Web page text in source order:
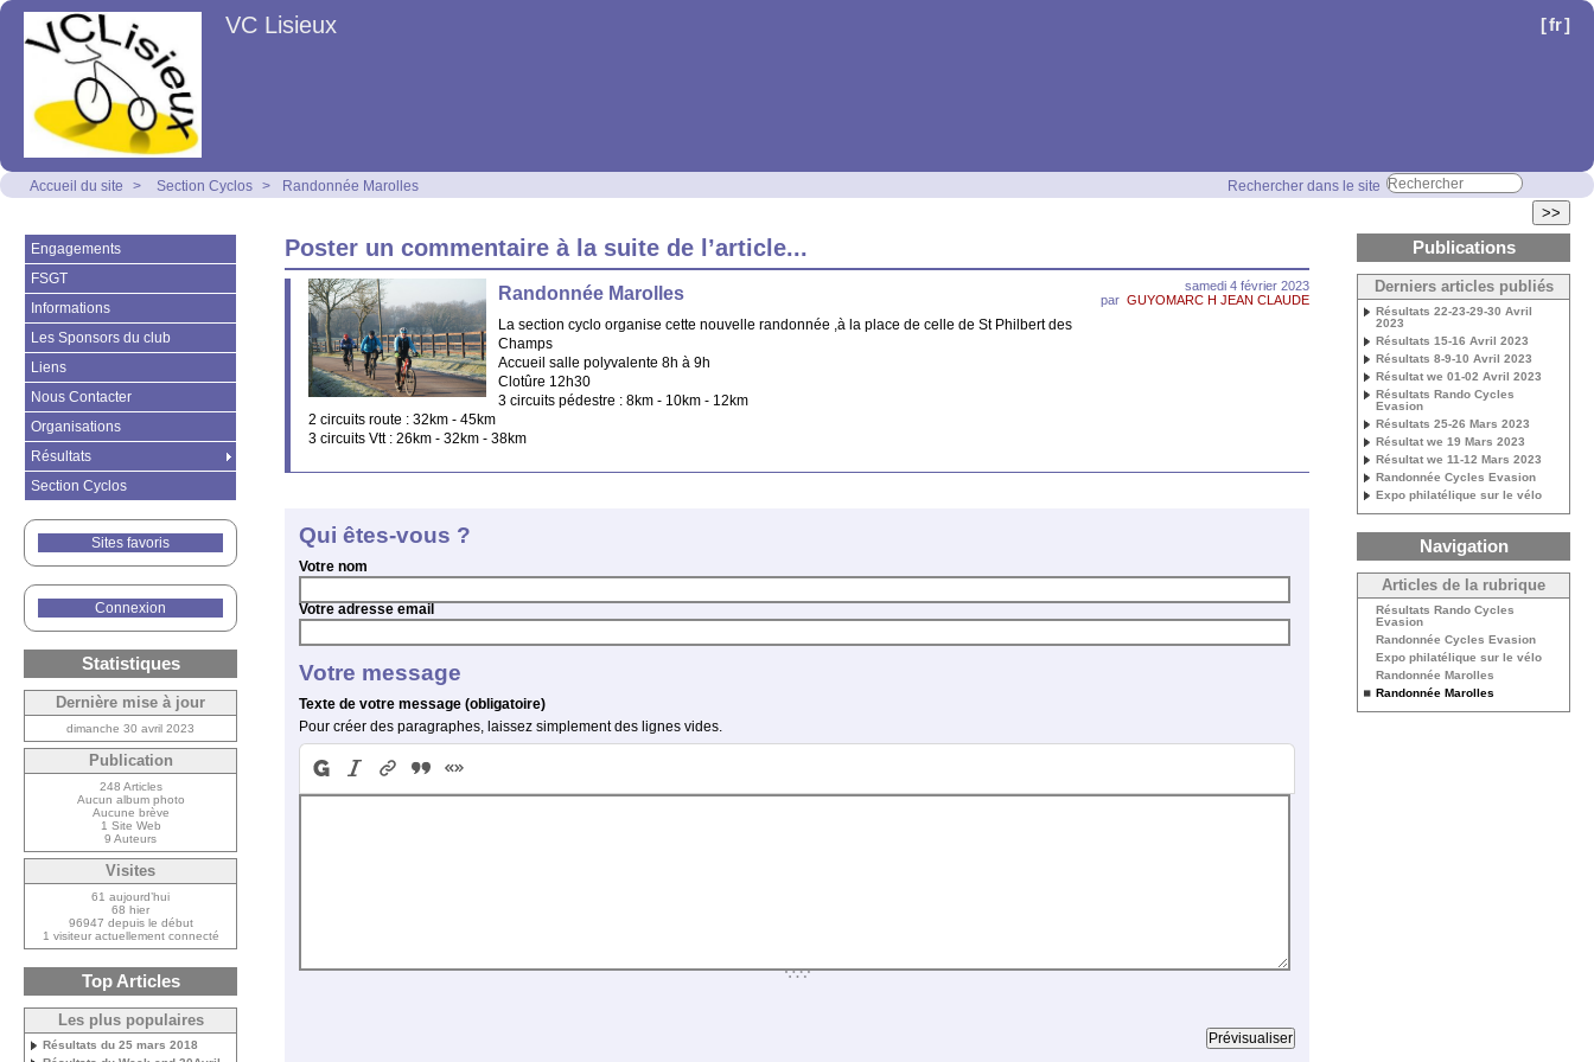
[fr]
VC Lisieux
>>
Rechercher dans le site
Accueil du site > Section Cyclos > Randonnée Marolles
Poster un commentaire à la suite de l’article...
samedi 4 février 2023
par GUYOMARC H JEAN CLAUDE
Randonnée Marolles
La section cyclo organise cette nouvelle randonnée ,à la place de celle de St Philbert des
Champs
Accueil salle polyvalente 8h à 9h
Clotûre 12h30
3 circuits pédestre : 8km - 10km - 12km
2 circuits route : 32km - 45km
3 circuits Vtt : 26km - 32km - 38km
Qui êtes-vous ?
Votre nom
Votre adresse email
Votre message
Texte de votre message (obligatoire)
Pour créer des paragraphes, laissez simplement des lignes vides.
Engagements
FSGT
Informations
Les Sponsors du club
Liens
Nous Contacter
Organisations
Résultats
Section Cyclos
Sites favoris
Connexion
Statistiques
Dernière mise à jour
dimanche 30 avril 2023
Publication
248 Articles
Aucun album photo
Aucune brève
1 Site Web
9 Auteurs
Visites
61 aujourd’hui
68 hier
96947 depuis le début
1 visiteur actuellement connecté
Top Articles
Les plus populaires
Résultats du 25 mars 2018
Publications
Derniers articles publiés
Résultats 22-23-29-30 Avril
2023
Résultats 15-16 Avril 2023
Résultats 8-9-10 Avril 2023
Résultat we 01-02 Avril 2023
Résultats Rando Cycles
Evasion
Résultats 25-26 Mars 2023
Résultat we 19 Mars 2023
Résultat we 11-12 Mars 2023
Randonnée Cycles Evasion
Expo philatélique sur le vélo
Navigation
Articles de la rubrique
Résultats Rando Cycles
Evasion
Randonnée Cycles Evasion
Expo philatélique sur le vélo
Randonnée Marolles
Randonnée Marolles